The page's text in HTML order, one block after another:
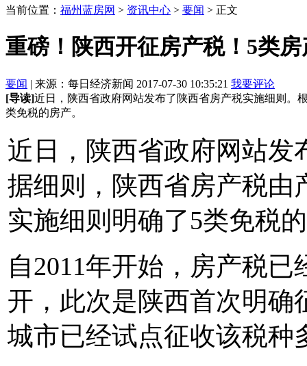
当前位置： 福州蓝房网 > 资讯中心 > 要闻 > 正文
重磅！陕西开征房产税！5类
要闻 | 来源：每日经济新闻 2017-07-30 10:35:21 我要评论
[导读]近日，陕西省政府网站发布了陕西省房产税实施细则。
类免税的房产。
近日，陕西省政府网站发
据细则，陕西省房产税由
实施细则明确了5类免税
自2011年开始，房产税
开，此次是陕西首次明确
城市已经试点征收该税种